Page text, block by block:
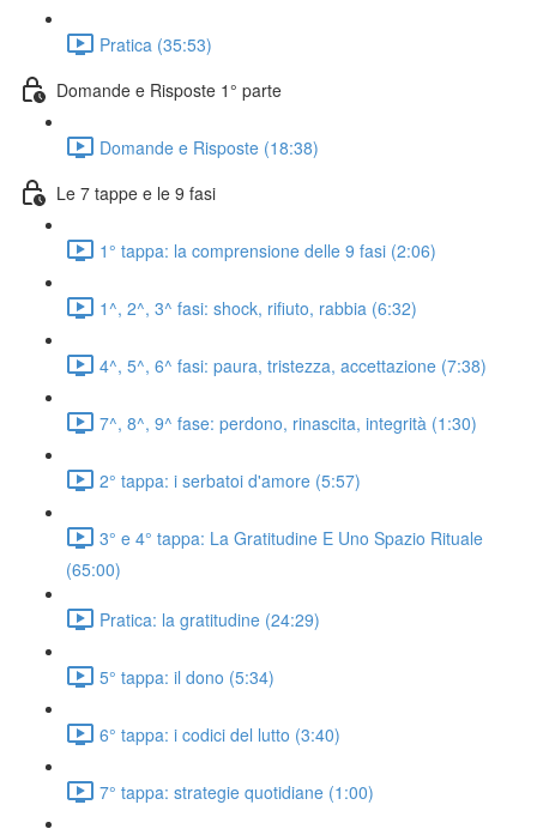
Pratica (35:53)
Domande e Risposte 1° parte
Domande e Risposte (18:38)
Le 7 tappe e le 9 fasi
1° tappa: la comprensione delle 9 fasi (2:06)
1^, 2^, 3^ fasi: shock, rifiuto, rabbia (6:32)
4^, 5^, 6^ fasi: paura, tristezza, accettazione (7:38)
7^, 8^, 9^ fase: perdono, rinascita, integrità (1:30)
2° tappa: i serbatoi d'amore (5:57)
3° e 4° tappa: La Gratitudine E Uno Spazio Rituale
(65:00)
Pratica: la gratitudine (24:29)
5° tappa: il dono (5:34)
6° tappa: i codici del lutto (3:40)
7° tappa: strategie quotidiane (1:00)